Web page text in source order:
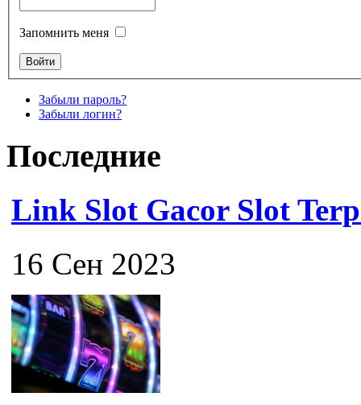
Запомнить меня
Забыли пароль?
Забыли логин?
Последние
Link Slot Gacor Slot
16 Сен 2023